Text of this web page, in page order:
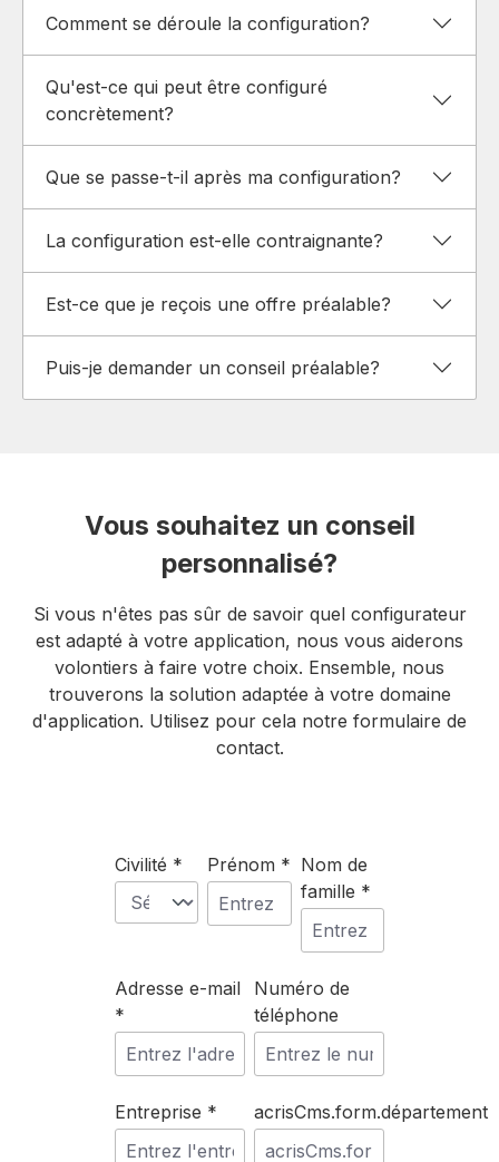
Comment se déroule la configuration?
Qu'est-ce qui peut être configuré
concrètement?
Que se passe-t-il après ma configuration?
La configuration est-elle contraignante?
Est-ce que je reçois une offre préalable?
Puis-je demander un conseil préalable?
Vous souhaitez un conseil
personnalisé?
Si vous n'êtes pas sûr de savoir quel configurateur
est adapté à votre application, nous vous aiderons
volontiers à faire votre choix. Ensemble, nous
trouverons la solution adaptée à votre domaine
d'application. Utilisez pour cela notre formulaire de
contact.
Civilité * Prénom * Nom de
famille *
Adresse e-mail
*
Numéro de
téléphone
Entreprise * acrisCms.form.département